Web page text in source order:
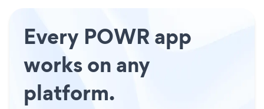
Every POWR app
works on any
platform.